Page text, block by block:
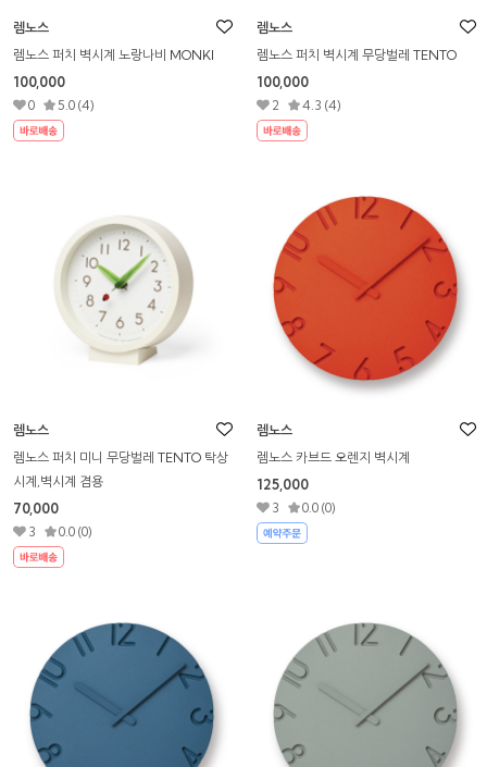
렘노스
렘노스 퍼치 벽시계 노랑나비 MONKI
100,000
0 5.0 (4)
렘노스
렘노스 퍼치 벽시계 무당벌레 TENTO
100,000
2 4.3 (4)
렘노스
렘노스 퍼치 미니 무당벌레 TENTO 탁상
시계,벽시계 겸용
70,000
3 0.0 (0)
렘노스
렘노스 카브드 오렌지 벽시계
125,000
3 0.0 (0)